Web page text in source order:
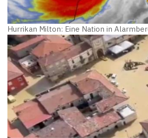
Hurrikan Milton: Eine Nation in